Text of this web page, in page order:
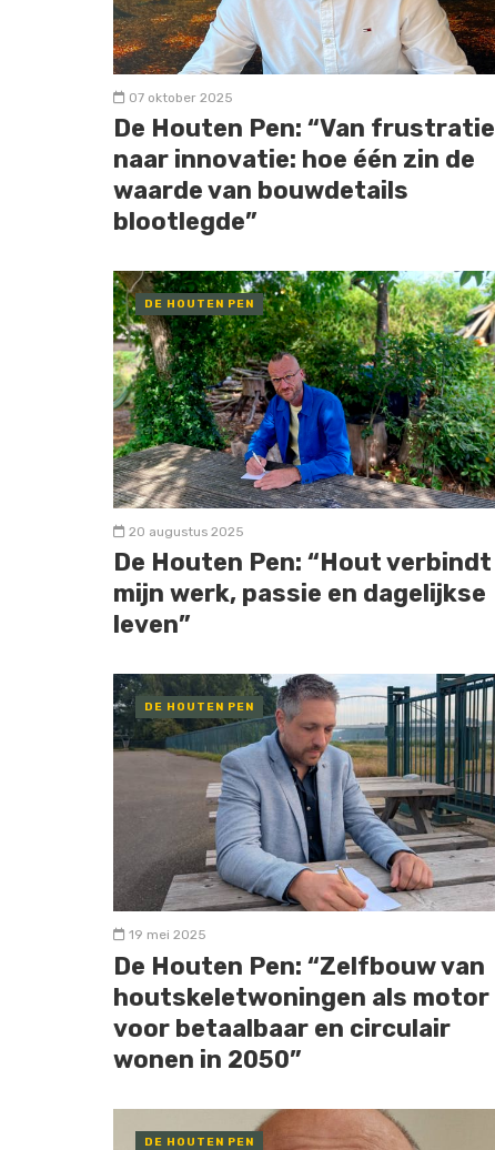
07 oktober 2025
De Houten Pen: “Van frustratie
naar innovatie: hoe één zin de
waarde van bouwdetails
blootlegde”
DE HOUTEN PEN
20 augustus 2025
De Houten Pen: “Hout verbindt
mijn werk, passie en dagelijkse
leven”
DE HOUTEN PEN
19 mei 2025
De Houten Pen: “Zelfbouw van
houtskeletwoningen als motor
voor betaalbaar en circulair
wonen in 2050”
DE HOUTEN PEN